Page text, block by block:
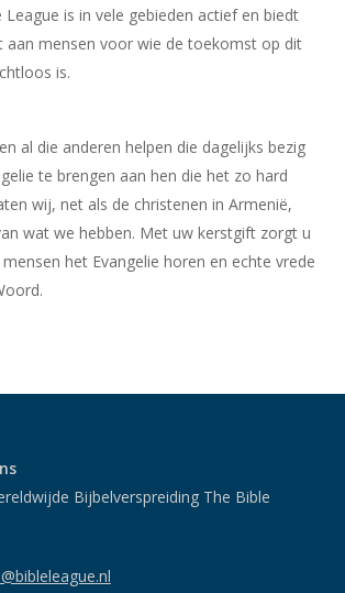
League is in vele gebieden actief en biedt
aan mensen voor wie de toekomst op dit
is.
al die anderen helpen die dagelijks bezig
te brengen aan hen die het zo hard
wij, net als de christenen in Armenië,
wat we hebben. Met uw kerstgift zorgt u
het Evangelie horen en echte vrede
Bijbelverspreiding The Bible